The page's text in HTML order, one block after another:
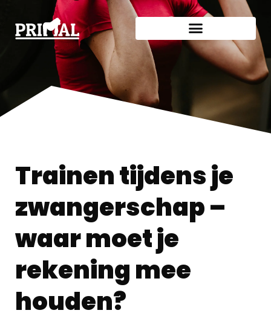
Trainen tijdens je
zwangerschap –
waar moet je
rekening mee
houden?